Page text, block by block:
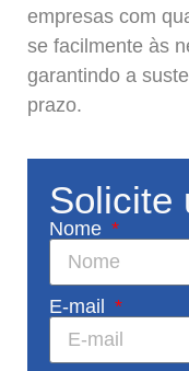
empresas com
se facilmente às
garantindo a
prazo.
Solicite
Nome
E-mail